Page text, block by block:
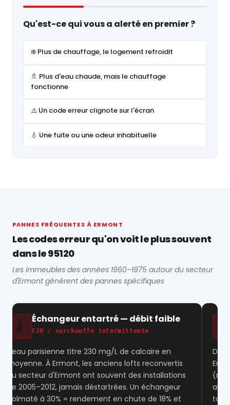
Qu'est-ce qui vous a alerté en premier ?
❄️ Plus de chauffage, le logement refroidit
🚿 Plus d'eau chaude, mais le chauffage
fonctionne
⚠️ Un code erreur clignote sur l'écran
💧 Une fuite ou une odeur inhabituelle
PANNES FRÉQUENTES À ERMONT
Les codes erreur qu'on voit le plus souvent
dans le 95120
Les immeubles des années 1960–1975 autour du secteur
d'Ermont génèrent des pannes spécifiques
⚡ Carte électronique grillée
E11 / E10 / écran mort
Dans les immeubles HLM de la partie nord de
Ermont, les coupures de courant fréquentes
(réseau électrique vieillissant, 10 à 15 ans d'âge)
abîment les cartes de régulation. Ce n'est pas
toujours réparable. Si la chaudière a moins de 7